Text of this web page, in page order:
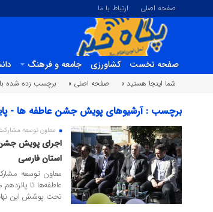
صفحه اصلی ارتباط با ما
صفحه نخست کشاورزی جامعه و فرهنگ
شما اینجا هستید »
صفحه اصلی » برچسب زده شده
برچسب : آرشیوهای پویش جشن عاطفه ها -
08 مهر 1404
معاون توسعه
استان فارسی
معاون توسعه
تحت پوشش این